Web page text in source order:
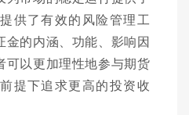
供了有效的风险管理工
金的内涵、功能、影响因
可以更加理性地参与期货
提下追求更高的投资收